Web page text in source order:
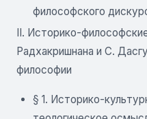
философского
II. Историко-
Радхакришнана и С.
философии
§ 1. Историко-